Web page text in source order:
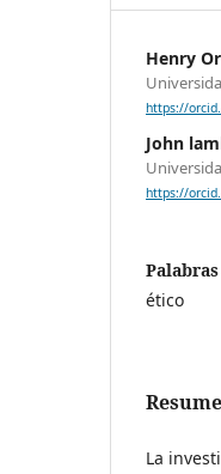
Henry
https://
John
https://
ético
La